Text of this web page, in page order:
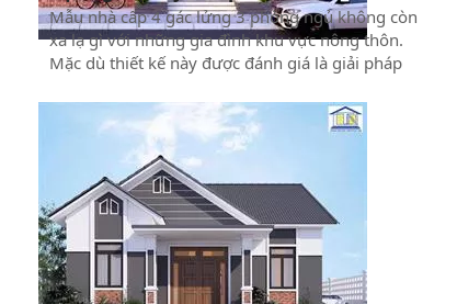
Mẫu nhà cấp 4 gác lửng 3 phòng ngủ không còn
xa lạ gì với những gia đình khu vực nông thôn.
Mặc dù thiết kế này được đánh giá là giải pháp
được một không gian sống đẹp – độc – lạ, thì anh
cần phối cảnh và bản vẽ nội thất thất phù hợp.
Dưới đây, Xây Dựng Thuận Nguyên xin cung cấp
mẫu nhà có kết cấu tương xứng theo các yêu cầu
trên để anh chị cùng tham khảo.